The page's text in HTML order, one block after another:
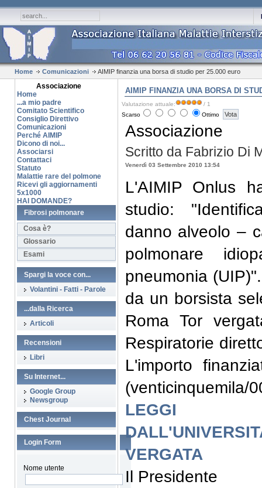
Home Comunicazioni AIMIP finanzia una borsa di studio per 25.000 euro
Associazione
Home
...a mio padre
Comitato Scientifico
Consiglio Direttivo
Comunicazioni
Perché AIMIP
Dicono di noi...
Associarsi
Contattaci
Statuto
Malattie rare del polmone
Ricevi gli aggiornamenti
5x1000
HAI DOMANDE?
Fibrosi polmonare
Cosa è?
Glossario
Esami
Spargi la voce con...
Volantini - Fatti - Parole
...dalla Ricerca
Articoli
Recensioni
Libri
Su Internet...
Google Group
Newsgroup
Chest Journal
Login Form
Nome utente
AIMIP FINANZIA UNA BORSA DI
Valutazione attuale:
/ 1
Scarso
Ottimo
Associazione
Scritto da Fabrizio Di
Venerdì 03 Settembre 2010 13:54
L'AIMIP Onlus
studio:
danno alveolo –
polmonare
pneumonia
da un borsista
Roma Tor
Respiratorie
L'importo
(venticinquemila/
LEGGI
VERGATA
Il Presidente